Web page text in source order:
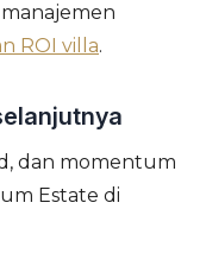
ROI villa.
dan momentum
Estate di